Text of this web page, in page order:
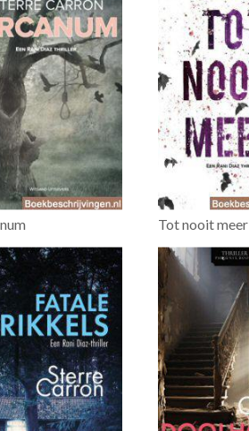
Tot nooit meer